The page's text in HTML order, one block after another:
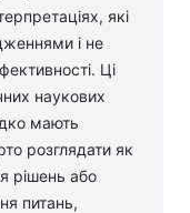
які
і не
Ці
наукових
мають
розглядати як
рішень або
питань,